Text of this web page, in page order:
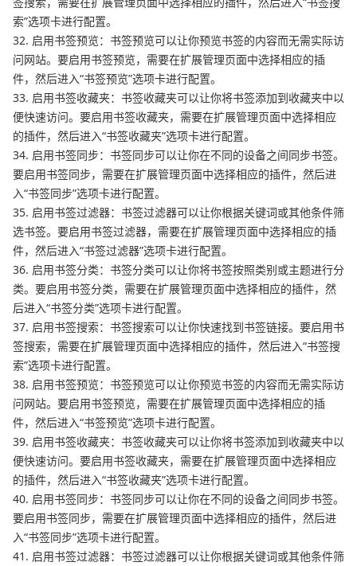
索”选项卡进行配置。
32. 启用书签预览：书签预览可以让你预览书签的内容而无需实际访
问网站。要启用书签预览，需要在扩展管理页面中选择相应的插
件，然后进入“书签预览”选项卡进行配置。
33. 启用书签收藏夹：书签收藏夹可以让你将书签添加到收藏夹中以
便快速访问。要启用书签收藏夹，需要在扩展管理页面中选择相应
的插件，然后进入“书签收藏夹”选项卡进行配置。
34. 启用书签同步：书签同步可以让你在不同的设备之间同步书签。
要启用书签同步，需要在扩展管理页面中选择相应的插件，然后进
入“书签同步”选项卡进行配置。
35. 启用书签过滤器：书签过滤器可以让你根据关键词或其他条件筛
选书签。要启用书签过滤器，需要在扩展管理页面中选择相应的插
件，然后进入“书签过滤器”选项卡进行配置。
36. 启用书签分类：书签分类可以让你将书签按照类别或主题进行分
类。要启用书签分类，需要在扩展管理页面中选择相应的插件，然
后进入“书签分类”选项卡进行配置。
37. 启用书签搜索：书签搜索可以让你快速找到书签链接。要启用书
签搜索，需要在扩展管理页面中选择相应的插件，然后进入“书签搜
索”选项卡进行配置。
38. 启用书签预览：书签预览可以让你预览书签的内容而无需实际访
问网站。要启用书签预览，需要在扩展管理页面中选择相应的插
件，然后进入“书签预览”选项卡进行配置。
39. 启用书签收藏夹：书签收藏夹可以让你将书签添加到收藏夹中以
便快速访问。要启用书签收藏夹，需要在扩展管理页面中选择相应
的插件，然后进入“书签收藏夹”选项卡进行配置。
40. 启用书签同步：书签同步可以让你在不同的设备之间同步书签。
要启用书签同步，需要在扩展管理页面中选择相应的插件，然后进
入“书签同步”选项卡进行配置。
41. 启用书签过滤器：书签过滤器可以让你根据关键词或其他条件筛